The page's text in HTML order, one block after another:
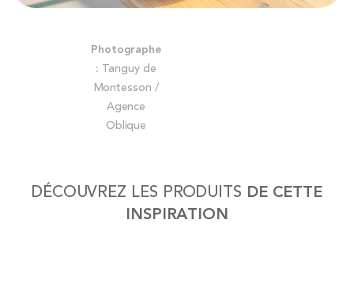
Photographe
: Tanguy de
Montesson /
Agence
Oblique
DÉCOUVREZ LES PRODUITS DE CETTE
INSPIRATION